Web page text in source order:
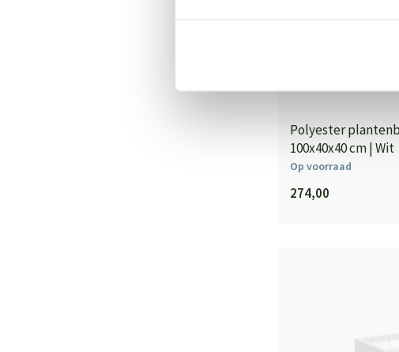
Polyester
100x40x40 cm | Wit
Op voorraad
274,00